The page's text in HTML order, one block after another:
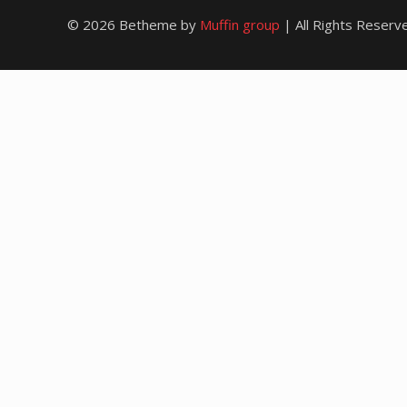
© 2026 Betheme by Muffin group | All Rights